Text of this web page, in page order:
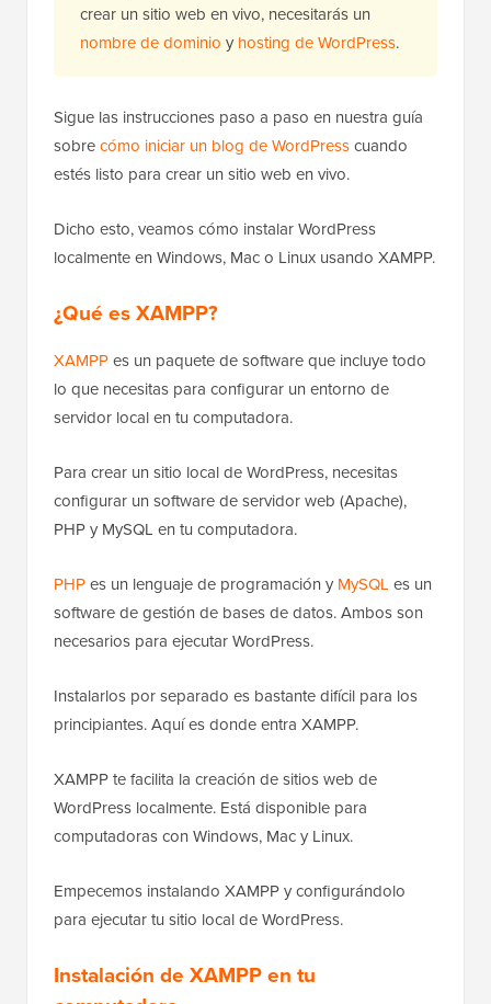
crear un sitio web en vivo, necesitarás un
nombre de dominio y hosting de WordPress.
Sigue las instrucciones paso a paso en nuestra guía
sobrecómo iniciar un blog de WordPresscuando
estés listo para crear un sitio web en vivo.
Dicho esto, veamos cómo instalar WordPress
localmente en Windows, Mac o Linux usando XAMPP.
¿Qué es XAMPP?
XAMPPes un paquete de software que incluye todo
lo que necesitas para configurar un entorno de
servidor local en tu computadora.
Para crear un sitio local de WordPress, necesitas
configurar un software de servidor web (Apache),
PHP y MySQL en tu computadora.
PHPes un lenguaje de programación y MySQL es un
software de gestión de bases de datos. Ambos son
necesarios para ejecutar WordPress.
Instalarlos por separado es bastante difícil para los
principiantes. Aquí es donde entra XAMPP.
XAMPP te facilita la creación de sitios web de
WordPress localmente. Está disponible para
computadoras con Windows, Mac y Linux.
Empecemos instalando XAMPP y configurándolo
para ejecutar tu sitio local de WordPress.
Instalación de XAMPP en tu